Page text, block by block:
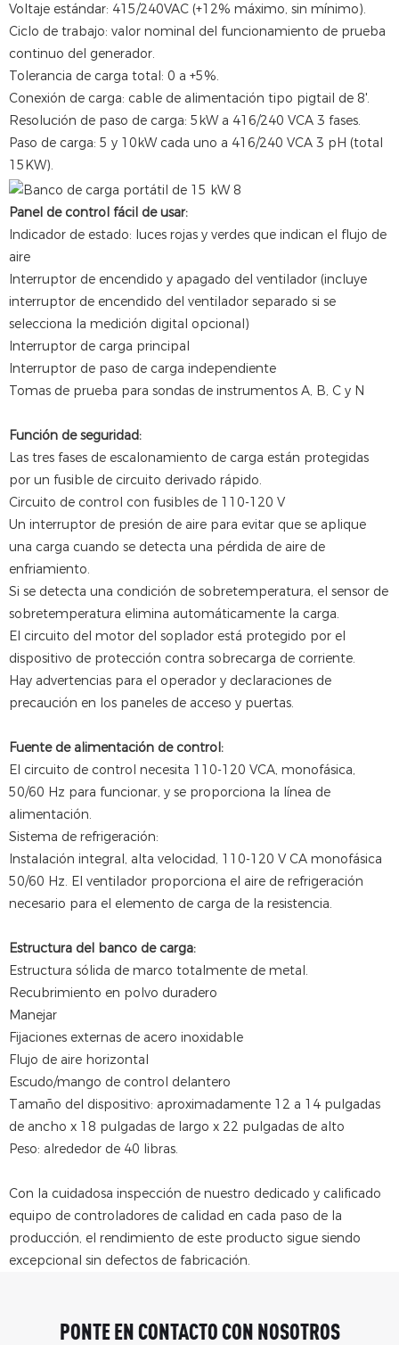
Voltaje estándar: 415/240VAC (+12% máximo, sin mínimo).
Ciclo de trabajo: valor nominal del funcionamiento de prueba
continuo del generador.
Tolerancia de carga total: 0 a +5%.
Conexión de carga: cable de alimentación tipo pigtail de 8'.
Resolución de paso de carga: 5kW a 416/240 VCA 3 fases.
Paso de carga: 5 y 10kW cada uno a 416/240 VCA 3 pH (total
15KW).
Panel de control fácil de usar:
Indicador de estado: luces rojas y verdes que indican el flujo de
aire
Interruptor de encendido y apagado del ventilador (incluye
interruptor de encendido del ventilador separado si se
selecciona la medición digital opcional)
Interruptor de carga principal
Interruptor de paso de carga independiente
Tomas de prueba para sondas de instrumentos A, B, C y N
Función de seguridad:
Las tres fases de escalonamiento de carga están protegidas
por un fusible de circuito derivado rápido.
Circuito de control con fusibles de 110-120 V
Un interruptor de presión de aire para evitar que se aplique
una carga cuando se detecta una pérdida de aire de
enfriamiento.
Si se detecta una condición de sobretemperatura, el sensor de
sobretemperatura elimina automáticamente la carga.
El circuito del motor del soplador está protegido por el
dispositivo de protección contra sobrecarga de corriente.
Hay advertencias para el operador y declaraciones de
precaución en los paneles de acceso y puertas.
Fuente de alimentación de control:
El circuito de control necesita 110-120 VCA, monofásica,
50/60 Hz para funcionar, y se proporciona la línea de
alimentación.
Sistema de refrigeración:
Instalación integral, alta velocidad, 110-120 V CA monofásica
50/60 Hz. El ventilador proporciona el aire de refrigeración
necesario para el elemento de carga de la resistencia.
Estructura del banco de carga:
Estructura sólida de marco totalmente de metal.
Recubrimiento en polvo duradero
Manejar
Fijaciones externas de acero inoxidable
Flujo de aire horizontal
Escudo/mango de control delantero
Tamaño del dispositivo: aproximadamente 12 a 14 pulgadas
de ancho x 18 pulgadas de largo x 22 pulgadas de alto
Peso: alrededor de 40 libras.
Con la cuidadosa inspección de nuestro dedicado y calificado
equipo de controladores de calidad en cada paso de la
producción, el rendimiento de este producto sigue siendo
excepcional sin defectos de fabricación.
PONTE EN CONTACTO CON NOSOTROS